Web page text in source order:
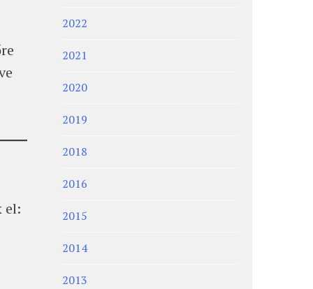
el:
2022
2021
2020
2019
2018
2016
2015
2014
2013